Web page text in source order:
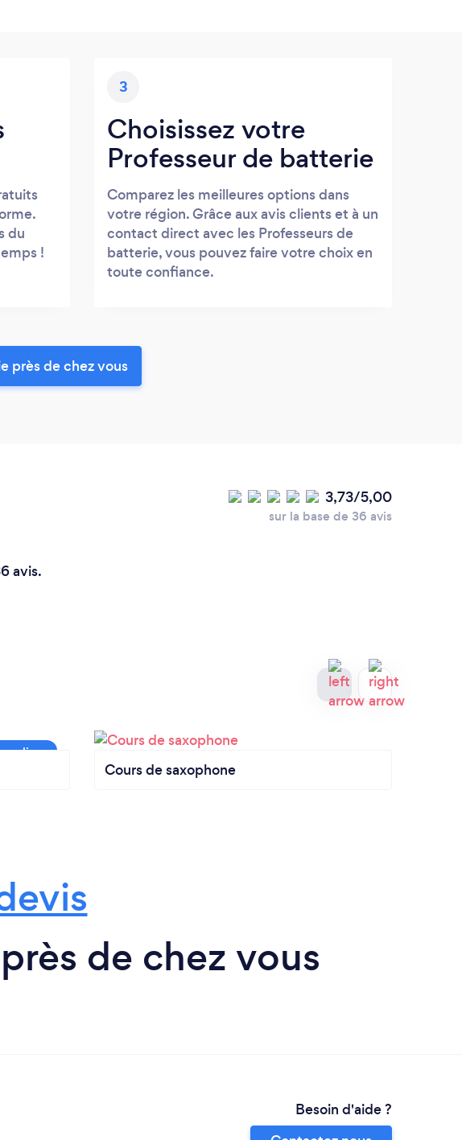
du
!
3
Choisissez votre
Professeur de batterie
Comparez les meilleures options dans
votre région. Grâce aux avis clients et à un
contact direct avec les Professeurs de
batterie, vous pouvez faire votre choix en
toute confiance.
près de chez vous
3,73/5,00
sur la base de 36 avis
avis.
Cours de saxophone
de chez vous
Besoin d'aide ?